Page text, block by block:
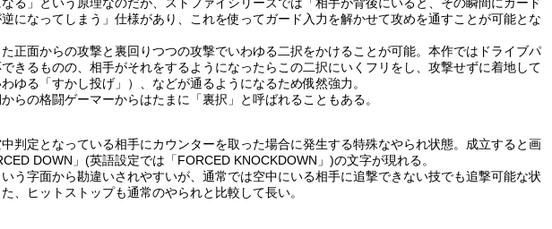
逆になってしまう」仕様があり、これを使ってガード入力を解かせて攻めを通すことが可能とな
正面からの攻撃と裏回りつつの攻撃でいわゆる二択をかけることが可能。本作ではドライブパ
できるものの、相手がそれをするようになったらこの二択にいくフリをし、攻撃せずに着地して
ゆる「すかし投げ」）、などが通るようになるため俄然強力。
らの格闘ゲーマーからはたまに「裏択」と呼ばれることもある。
判定となっている相手にカウンターを取った場合に発生する特殊なやられ状態。成立すると画
DOWN」(英語設定では「FORCED KNOCKDOWN」)の文字が現れる。
う字面から勘違いされやすいが、通常では空中にいる相手に追撃できない技でも追撃可能な状
、ヒットストップも通常のやられと比較して長い。